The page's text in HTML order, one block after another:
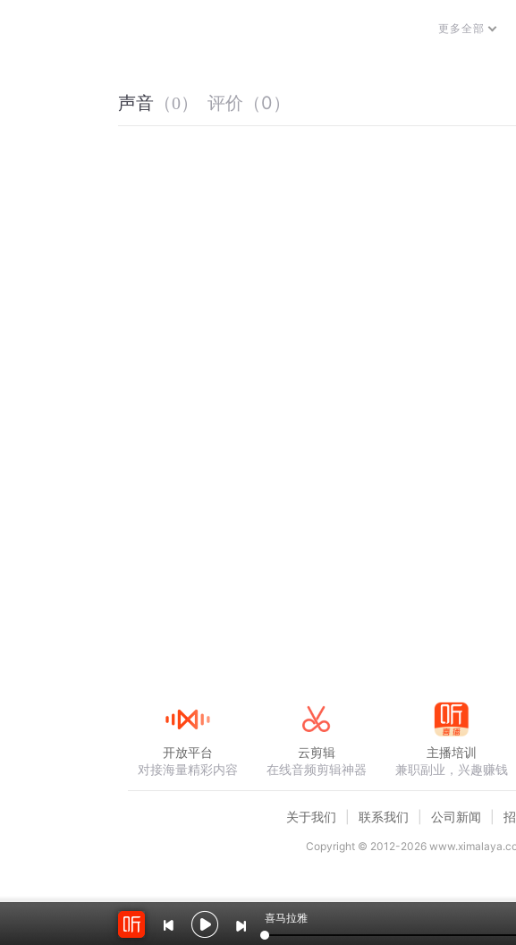
更多全部
声音 （0） 评价 （0 ）
喜马拉雅
开放平台
对接海量精彩内容
云剪辑
在线音频剪辑神器
主播培训
兼职副业，兴趣赚钱
关于我们 联系我们 公司新闻
Copyright © 2012-2026